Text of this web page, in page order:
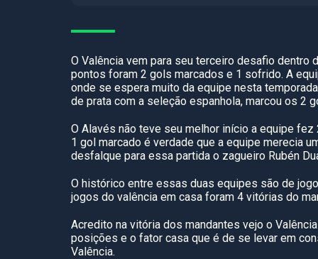
O Valência vem para seu terceiro desafio dentro
pontos foram 2 gols marcados e 1 sofrido. A
onde se espera muito da equipe nesta
de prata com a seleção espanhola, marcou os 2
O Alavés não teve seu melhor início a equipe
1 gol marcado é verdade que a equipe merecia
desfalque para essa partida o zagueiro Rubén
O histórico entre essas duas equipes são de
jogos do valência em casa foram 4 vitórias do
Acredito na vitória dos mandantes vejo o
posições e o fator casa que é de se levar em
Valência.